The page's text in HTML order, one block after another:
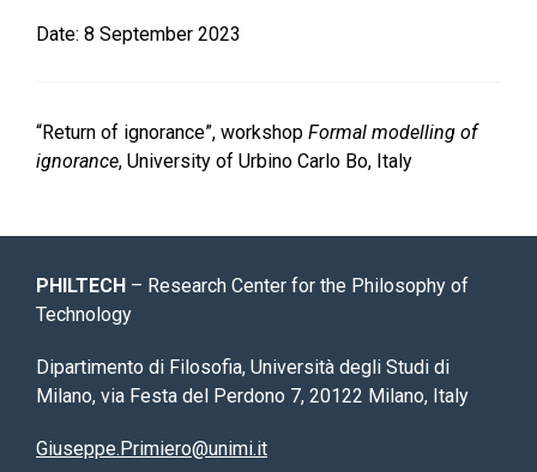
Date: 8 September 2023
“Return of ignorance”, workshop Formal modelling of
ignorance, University of Urbino Carlo Bo, Italy
PHILTECH – Research Center for the Philosophy of
Technology
Dipartimento di Filosofia, Università degli Studi di
Milano, via Festa del Perdono 7, 20122 Milano, Italy
Giuseppe.Primiero@unimi.it